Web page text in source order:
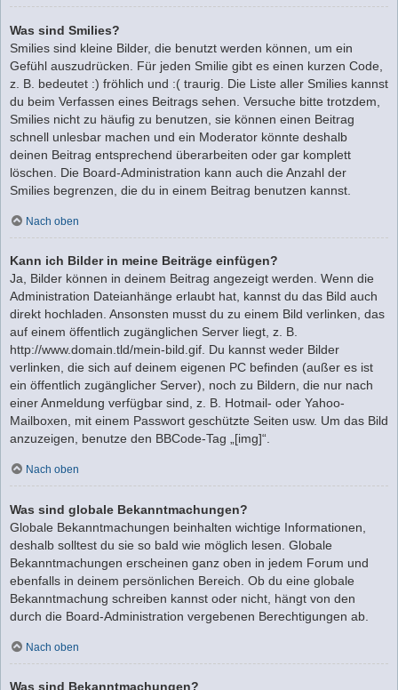
Was sind Smilies?
Smilies sind kleine Bilder, die benutzt werden können, um ein
Gefühl auszudrücken. Für jeden Smilie gibt es einen kurzen Code,
z. B. bedeutet :) fröhlich und :( traurig. Die Liste aller Smilies kannst
du beim Verfassen eines Beitrags sehen. Versuche bitte trotzdem,
Smilies nicht zu häufig zu benutzen, sie können einen Beitrag
schnell unlesbar machen und ein Moderator könnte deshalb
deinen Beitrag entsprechend überarbeiten oder gar komplett
löschen. Die Board-Administration kann auch die Anzahl der
Smilies begrenzen, die du in einem Beitrag benutzen kannst.
Nach oben
Kann ich Bilder in meine Beiträge einfügen?
Ja, Bilder können in deinem Beitrag angezeigt werden. Wenn die
Administration Dateianhänge erlaubt hat, kannst du das Bild auch
direkt hochladen. Ansonsten musst du zu einem Bild verlinken, das
auf einem öffentlich zugänglichen Server liegt, z. B.
http://www.domain.tld/mein-bild.gif. Du kannst weder Bilder
verlinken, die sich auf deinem eigenen PC befinden (außer es ist
ein öffentlich zugänglicher Server), noch zu Bildern, die nur nach
einer Anmeldung verfügbar sind, z. B. Hotmail- oder Yahoo-
Mailboxen, mit einem Passwort geschützte Seiten usw. Um das Bild
anzuzeigen, benutze den BBCode-Tag „[img]“.
Nach oben
Was sind globale Bekanntmachungen?
Globale Bekanntmachungen beinhalten wichtige Informationen,
deshalb solltest du sie so bald wie möglich lesen. Globale
Bekanntmachungen erscheinen ganz oben in jedem Forum und
ebenfalls in deinem persönlichen Bereich. Ob du eine globale
Bekanntmachung schreiben kannst oder nicht, hängt von den
durch die Board-Administration vergebenen Berechtigungen ab.
Nach oben
Was sind Bekanntmachungen?